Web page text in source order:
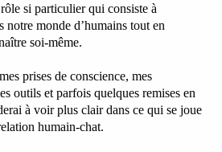
si particulier qui consiste à
notre monde d’humains tout en
soi-même.
prises de conscience, mes
outils et parfois quelques remises en
à voir plus clair dans ce qui se joue
humain-chat.